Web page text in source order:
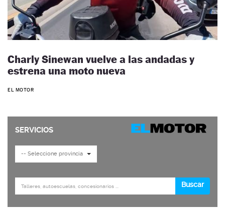
Charly Sinewan vuelve a las andadas y
estrena una moto nueva
EL MOTOR